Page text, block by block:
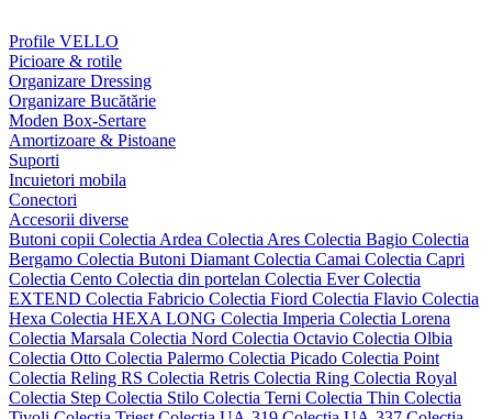
Profile VELLO
Picioare & rotile
Organizare Dressing
Organizare Bucătărie
Moden Box-Sertare
Amortizoare & Pistoane
Suporti
Incuietori mobila
Conectori
Accesorii diverse
Butoni copii Colectia Ardea Colectia Ares Colectia Bagio Colectia
Bergamo Colectia Butoni Diamant Colectia Camai Colectia Capri
Colectia Cento Colectia din portelan Colectia EverColectia
EXTEND Colectia Fabricio Colectia Fiord Colectia Flavio Colectia
Hexa Colectia HEXA LONG Colectia Imperia Colectia Lorena
Colectia Marsala Colectia Nord Colectia Octavio Colectia Olbia
Colectia Otto Colectia Palermo Colectia Picado Colectia Point
Colectia Reling RS Colectia Retris Colectia Ring Colectia Royal
Colectia Step Colectia Stilo Colectia Terni Colectia Thin Colectia